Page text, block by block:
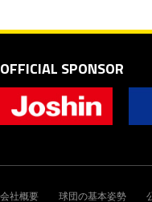
OFFICIAL SPONSOR
会社概要 球団の基本姿勢